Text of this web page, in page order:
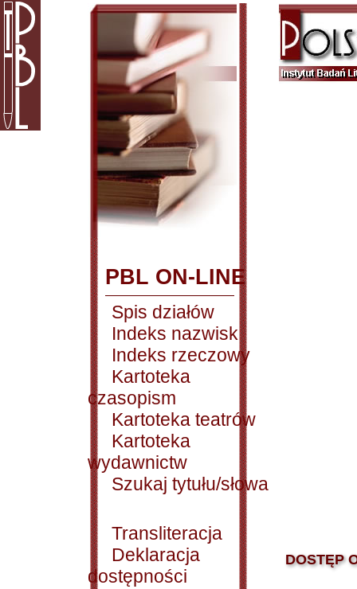
PBL ON-LINE
Spis działów
Indeks nazwisk
Indeks rzeczowy
Kartoteka
czasopism
Kartoteka teatrów
Kartoteka
wydawnictw
Szukaj tytułu/słowa
Transliteracja
Deklaracja
dostępności
DOSTĘP